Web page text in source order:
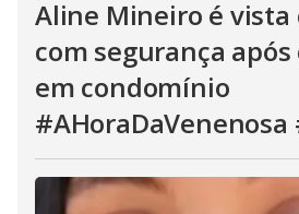
Aline Mineiro é
com segurança
em condomínio